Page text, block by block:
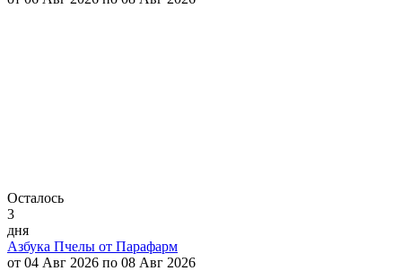
Осталось
3
дня
Азбука Пчелы от Парафарм
от 04 Авг 2026 по 08 Авг 2026